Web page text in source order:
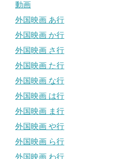
動画
外国映画 あ行
外国映画 か行
外国映画 さ行
外国映画 た行
外国映画 な行
外国映画 は行
外国映画 ま行
外国映画 や行
外国映画 ら行
外国映画 わ行